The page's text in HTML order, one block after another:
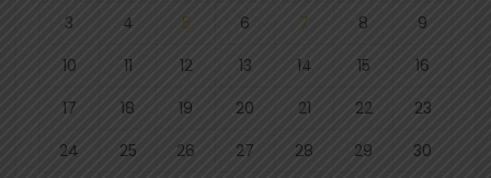
3
4 5 6 7 8
9
10
11 12 13 14 15
16
17
18 19 20 21 22
23
24
25 26 27 28 29
30